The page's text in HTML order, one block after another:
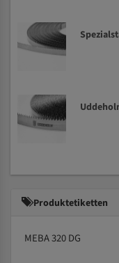
Produktetiketten
MEBA 320 DG